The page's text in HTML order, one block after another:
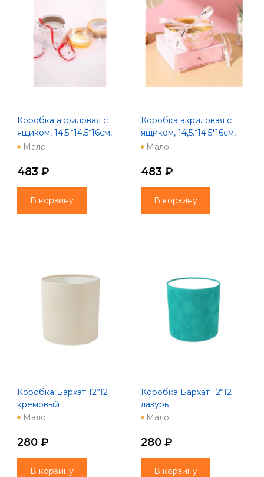
Коробка акриловая с
ящиком, 14,5.*14.5*16см,
белый
Мало
483 ₽
В корзину
Коробка акриловая с
ящиком, 14,5.*14.5*16см,
розовый
Мало
483 ₽
В корзину
Коробка Бархат 12*12
кремовый
Мало
280 ₽
В корзину
Коробка Бархат 12*12
лазурь
Мало
280 ₽
В корзину